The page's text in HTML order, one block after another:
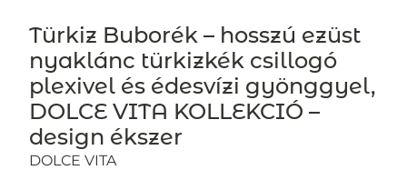
Türkiz Buborék – hosszú ezüst
nyaklánc türkizkék csillogó
plexivel és édesvízi gyönggyel,
DOLCE VITA KOLLEKCIÓ –
design ékszer
DOLCE VITA